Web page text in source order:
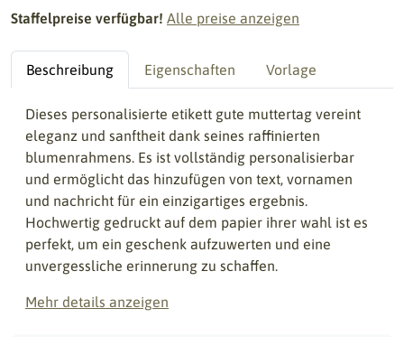
Staffelpreise verfügbar! Alle preise anzeigen
Beschreibung Eigenschaften Vorlage
Dieses personalisierte etikett gute muttertag vereint
eleganz und sanftheit dank seines raffinierten
blumenrahmens. Es ist vollständig personalisierbar
und ermöglicht das hinzufügen von text, vornamen
und nachricht für ein einzigartiges ergebnis.
Hochwertig gedruckt auf dem papier ihrer wahl ist es
perfekt, um ein geschenk aufzuwerten und eine
unvergessliche erinnerung zu schaffen.
Mehr details anzeigen